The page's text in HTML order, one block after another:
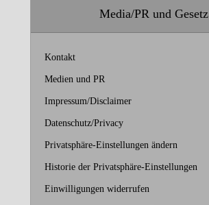
Media/PR und Gesetz
Kontakt
Medien und PR
Impressum/Disclaimer
Datenschutz/Privacy
Privatsphäre-Einstellungen ändern
Historie der Privatsphäre-Einstellungen
Einwilligungen widerrufen